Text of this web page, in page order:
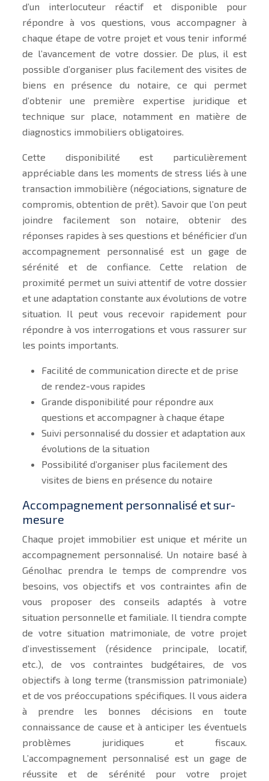
d’un interlocuteur réactif et disponible pour
répondre à vos questions, vous accompagner à
chaque étape de votre projet et vous tenir informé
de l’avancement de votre dossier. De plus, il est
possible d’organiser plus facilement des visites de
biens en présence du notaire, ce qui permet
d’obtenir une première expertise juridique et
technique sur place, notamment en matière de
diagnostics immobiliers obligatoires.
Cette disponibilité est particulièrement
appréciable dans les moments de stress liés à une
transaction immobilière (négociations, signature de
compromis, obtention de prêt). Savoir que l’on peut
joindre facilement son notaire, obtenir des
réponses rapides à ses questions et bénéficier d’un
accompagnement personnalisé est un gage de
sérénité et de confiance. Cette relation de
proximité permet un suivi attentif de votre dossier
et une adaptation constante aux évolutions de votre
situation. Il peut vous recevoir rapidement pour
répondre à vos interrogations et vous rassurer sur
les points importants.
Facilité de communication directe et de prise
de rendez-vous rapides
Grande disponibilité pour répondre aux
questions et accompagner à chaque étape
Suivi personnalisé du dossier et adaptation aux
évolutions de la situation
Possibilité d’organiser plus facilement des
visites de biens en présence du notaire
Accompagnement personnalisé et sur-
mesure
Chaque projet immobilier est unique et mérite un
accompagnement personnalisé. Un notaire basé à
Génolhac prendra le temps de comprendre vos
besoins, vos objectifs et vos contraintes afin de
vous proposer des conseils adaptés à votre
situation personnelle et familiale. Il tiendra compte
de votre situation matrimoniale, de votre projet
d’investissement (résidence principale, locatif,
etc.), de vos contraintes budgétaires, de vos
objectifs à long terme (transmission patrimoniale)
et de vos préoccupations spécifiques. Il vous aidera
à prendre les bonnes décisions en toute
connaissance de cause et à anticiper les éventuels
problèmes juridiques et fiscaux.
L’accompagnement personnalisé est un gage de
réussite et de sérénité pour votre projet